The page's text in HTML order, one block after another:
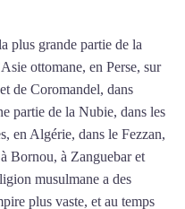
plus grande partie de la
ottomane, en Perse, sur
de Coromandel, dans
partie de la Nubie, dans les
en Algérie, dans le Fezzan,
Bornou, à Zanguebar et
musulmane a des
plus vaste, et au temps